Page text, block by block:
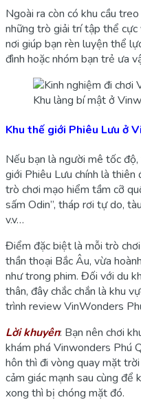
Ngoài ra còn có khu cầu
những trò giải trí tập thể
nơi giúp bạn rèn luyện thể
đình hoặc nhóm bạn trẻ ưa
Khu làng bí mật ở
Khu thế giới Phiêu Lưu ở
Nếu bạn là người mê tốc
giới Phiêu Lưu chính là
trò chơi mạo hiểm tầm cỡ
sấm Odin”, tháp rơi tự do,
v.v…
Điểm đặc biệt là mỗi trò
thần thoại Bắc Âu, vừa
như trong phim. Đối với du
thân, đây chắc chắn là khu
trình review VinWonders
Lời khuyên: Bạn nên chơi
khám phá Vinwonders Phú
hôn thì đi vòng quay mặt
cảm giác mạnh sau cùng
xong thì bị chóng mặt đó.